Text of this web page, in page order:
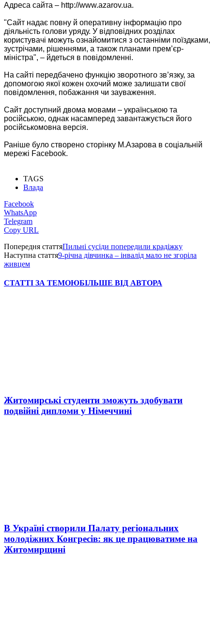
Адреса сайта – http://www.azarov.ua.
"Сайт надає повну й оперативну інформацію про
діяльність голови уряду. У відповідних розділах
користувачі можуть ознайомитися з останніми поїздками,
зустрічами, рішеннями, а також планами прем’єр-
міністра", – йдеться в повідомленні.
На сайті передбачено функцію зворотного зв’язку, за
допомогою якої кожен охочий може залишати свої
повідомлення, побажання чи зауваження.
Сайт доступний двома мовами – українською та
російською, однак насамперед завантажується його
російськомовна версія.
Раніше було створено сторінку М.Азарова в соціальній
мережі Facebook.
TAGS
Влада
Facebook
WhatsApp
Telegram
Copy URL
Попередня статтяПильні сусіди попередили крадіжку
Наступна стаття9-річна дівчинка – інвалід мало не згоріла
живцем
СТАТТІ ЗА ТЕМОЮБІЛЬШЕ ВІД АВТОРА
Житомирські студенти зможуть здобувати
подвійні дипломи у Німеччині
В Україні створили Палату регіональних
молодіжних Конгресів: як це працюватиме на
Житомирщині